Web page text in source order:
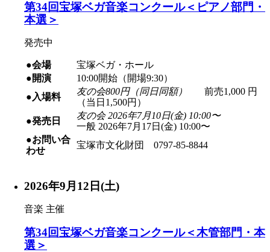
第34回宝塚ベガ音楽コンクール＜ピアノ部門・
本選＞
発売中
●会場
宝塚ベガ・ホール
●開演
10:00開始（開場9:30）
●入場料
友の会800円（同日同額）
前売1,000 円
（当日1,500円）
●発売日
友の会 2026年7月10日(金) 10:00〜
一般 2026年7月17日(金) 10:00〜
●お問い合
わせ
宝塚市文化財団 0797-85-8844
2026年9月12日(土)
音楽 主催
第34回宝塚ベガ音楽コンクール＜木管部門・本
選＞